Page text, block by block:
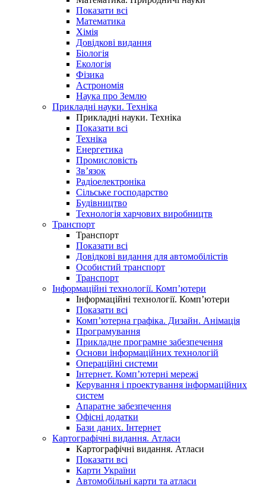
Показати всі
Математика
Хімія
Довідкові видання
Біологія
Екологія
Фізика
Астрономія
Наука про Землю
Прикладні науки. Техніка
Прикладні науки. Техніка
Показати всі
Техніка
Енергетика
Промисловість
Зв’язок
Радіоелектроніка
Сільське господарство
Будівництво
Технологія харчових виробництв
Транспорт
Транспорт
Показати всі
Довідкові видання для автомобілістів
Особистий транспорт
Транспорт
Інформаційні технології. Комп’ютери
Інформаційні технології. Комп’ютери
Показати всі
Комп’ютерна графіка. Дизайн. Анімація
Програмування
Прикладне програмне забезпечення
Основи інформаційних технологій
Операційні системи
Інтернет. Комп’ютерні мережі
Керування і проектування інформаційних
систем
Апаратне забезпечення
Офісні додатки
Бази даних. Інтернет
Картографічні видання. Атласи
Картографічні видання. Атласи
Показати всі
Карти України
Автомобільні карти та атласи